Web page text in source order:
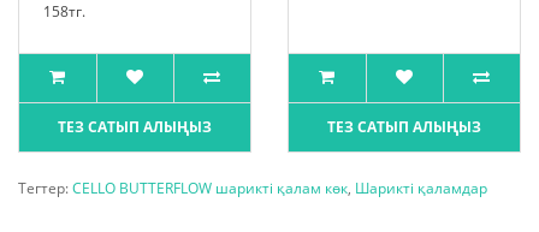
158тг.
ТЕЗ САТЫП АЛЫҢЫЗ ТЕЗ САТЫП АЛЫҢЫЗ
Тегтер:CELLO BUTTERFLOW шарикті қалам көк, Шарикті қаламдар